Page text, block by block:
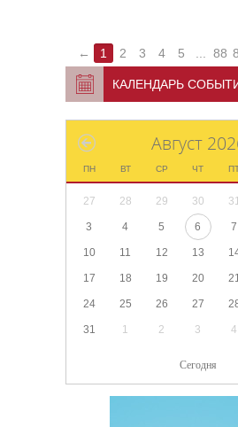
← 1 2 3 4 5 88
КАЛЕНДАРЬ
Август
ПН ВТ СР ЧТ
27 28 29 30
3 4 5 6 7
10 11 12 13
17 18 19 20
24 25 26 27
31 1 2 3 4
Сегодня